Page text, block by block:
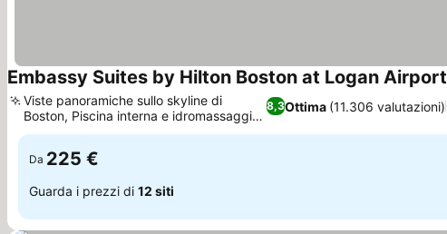
Embassy Suites by Hilton Boston at Logan Airport
8,3Ottima (11.306 valutazioni)
Viste panoramiche sullo skyline di
Boston, Piscina interna e idromassaggio
per il relax
Da 225 €
Guarda i prezzi di 12 siti